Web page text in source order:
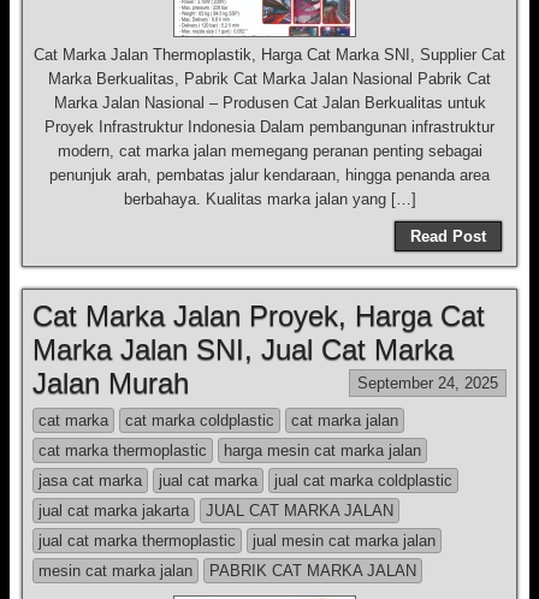
Cat Marka Jalan Thermoplastik, Harga Cat Marka SNI, Supplier Cat
Marka Berkualitas, Pabrik Cat Marka Jalan Nasional Pabrik Cat
Marka Jalan Nasional – Produsen Cat Jalan Berkualitas untuk
Proyek Infrastruktur Indonesia Dalam pembangunan infrastruktur
modern, cat marka jalan memegang peranan penting sebagai
penunjuk arah, pembatas jalur kendaraan, hingga penanda area
berbahaya. Kualitas marka jalan yang […]
Read Post
Cat Marka Jalan Proyek, Harga Cat
Marka Jalan SNI, Jual Cat Marka
Jalan Murah
September 24, 2025
cat marka cat marka coldplastic
cat marka jalan
cat marka thermoplastic
harga mesin cat marka jalan
jasa cat marka
jual cat marka
jual cat marka coldplastic
jual cat marka jakarta
JUAL CAT MARKA JALAN
jual cat marka thermoplastic
jual mesin cat marka jalan
mesin cat marka jalan
PABRIK CAT MARKA JALAN